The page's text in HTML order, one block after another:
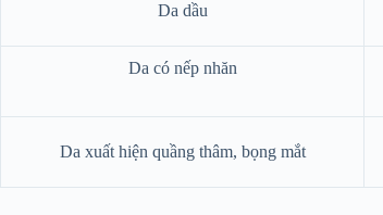
Da dầu
Da có nếp nhăn
Da xuất hiện quầng thâm, bọng mắt